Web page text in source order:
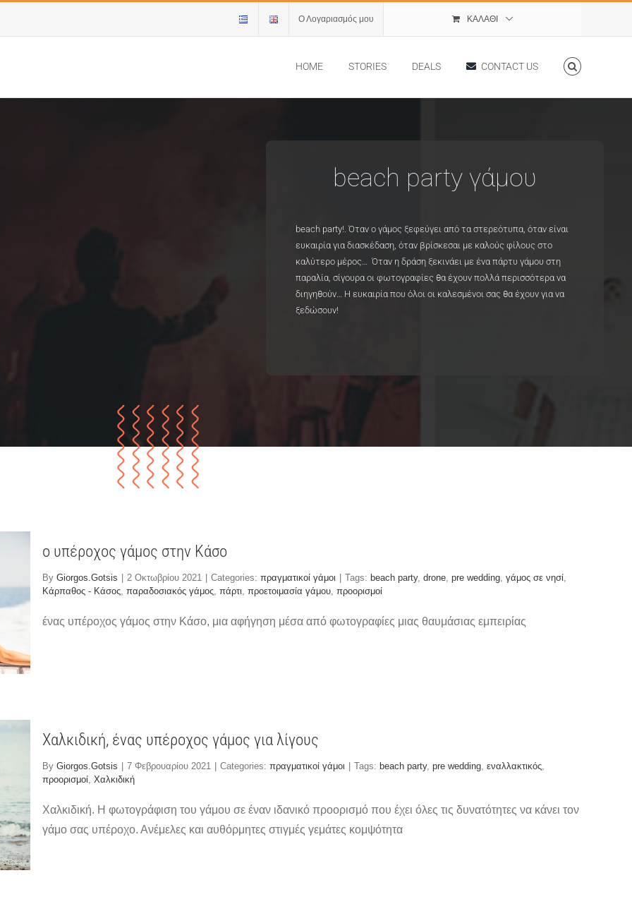
Ο Λογαριασμός μου ΚΑΛΆΘΙ
HOME STORIES DEALS CONTACT US
beach party γάμου
beach party!. Όταν ο γάμος ξεφεύγει από τα στερεότυπα, όταν είναι
ευκαιρία για διασκέδαση, όταν βρίσκεσαι με καλούς φίλους στο
καλύτερο μέρος… Όταν η δράση ξεκινάει με ένα πάρτυ γάμου στη
παραλία, σίγουρα οι φωτογραφίες θα έχουν πολλά περισσότερα να
διηγηθούν… Η ευκαιρία που όλοι οι καλεσμένοι σας θα έχουν για να
ξεδώσουν!
ο υπέροχος γάμος στην Κάσο
By Giorgos.Gotsis 2 Οκτωβρίου 2021 Categories: πραγματικοί γάμοι Tags: beach party, drone, pre wedding, γάμος σε νησί,
Κάρπαθος - Κάσος, παραδοσιακός γάμος, πάρτι, προετοιμασία γάμου, προορισμοί
ένας υπέροχος γάμος στην Κάσο, μια αφήγηση μέσα από φωτογραφίες μιας θαυμάσιας εμπειρίας
Χαλκιδική, ένας υπέροχος γάμος για λίγους
By Giorgos.Gotsis 7 Φεβρουαρίου 2021 Categories: πραγματικοί γάμοι Tags: beach party, pre wedding, εναλλακτικός,
προορισμοί, Χαλκιδική
Χαλκιδική. Η φωτογράφιση του γάμου σε έναν ιδανικό προορισμό που έχει όλες τις δυνατότητες να κάνει τον
γάμο σας υπέροχο. Ανέμελες και αυθόρμητες στιγμές γεμάτες κομψότητα